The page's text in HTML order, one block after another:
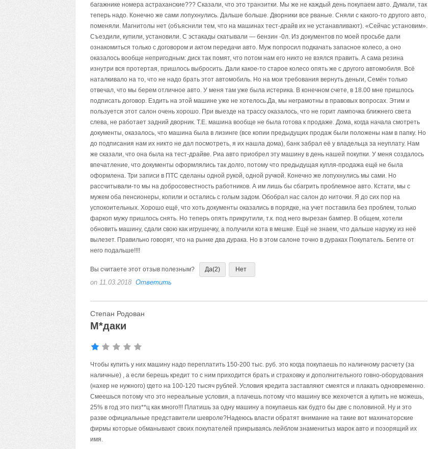
багажнике номера астраханские??? Сказали, что это транзитки. Мы же не каждый день покупаем авто. Думали, так
теперь надо. Конечно же сами лопухнулись. Дальше больше. Дворники все рваные. Сняли с какого-то другого авто,
поменяли. Магнитолы нет (объяснили тем, что на машинах тест-драйв их не устанавливают). «Сейчас установим».
Съездили, купили, установили. С эстакады скатывали — бензин -0л. Из документов по моей просьбе дали
ознакомиться только с договором и актом передачи авто. Муж попросил подкачать запасное колесо, а оно
оказалось вообще непригодным: диск так помят, что потом нам его никто не взялся править. А сама резина
изнутри вся протертая, пришлось выбросить. Дали какое-то старое колесо опять же с другого автомобиля. Всё
наталкивало на то, что не надо брать этот автомобиль. Но на мои требования вернуть деньги, Семён только
отвечал, что мы берем отличное авто. У меня там уже была истерика. В конечном счете, в 18.00 мне пришлось
подписать договор. Ездить на этой машине уже не хотелось.Да, мы неграмотны в правовых вопросах. Этим и
пользуется этот салон очень хорошо. При выезде на трассу оказалось, что не горит лампочка ближнего света
слева, не работает задний дворник. Т.Е. машина вообще не была готова к продаже. Дома, когда начала смотреть
документы, оказалось, что машина была в лизинге (все копии предыдущих продаж были положены нам в папку. Но
до подписания нам их никто не дал посмотреть, я их нашла дома), банк забрал её у владельца за неуплату. Нам
же сказали, что она была на тест-драйве. Риа авто приобрел эту машину в день нашей покупки. У меня создалось
впечатление, что документы оформлялись так долго, потому что предыдущая купля-продажа ещё не была
оформлена. Три записи в ПТС сделаны одной рукой, одной ручкой. Конечно же лопухнулись мы сами. Но
рассчитывали-то мы на добросовестность работников. А им лишь бы сбагрить проблемное авто. Кстати, мы с
мужем оба пенсионеры, копили и остались с голым задом. Обобрал нас салон до ниточки. Я до сих пор на
успокоительных. Хорошо ещё, что хоть документы оказались в порядке, на учет поставила без проблем, только
фаркоп мужу пришлось снять. Но теперь опять прикрутили, т.к. под него вырезан бампер. В общем, хотели
обновить машину, сдали свою как игрушечку, а получили кота в мешке. Ещё не знаем, что дальше наружу из неё
вылезет. Правильно говорят, что на рынке два дурака. Но в этом салоне точно в дураках Покупатель. Бегите от
него подальше!!!!
Вы считаете этот отзыв полезным? Да(2) Нет
on 11.03.2018 Ответить
Степан Родован
М*даки
Чтобы купить у них машину надо переплатить 150-200 тыс. руб. это когда покупаешь по наличному расчету (за
наличные) , а если берешь кредит то с ним приходится брать и страховку и дополнительного говно-оборудования
(нахер не нужного) гдето на 100-120 тысяч рублей. Условия кредита заставляют смеятся и плакать одновременно.
Смеешься потому что это нереальные условия, а плачешь потому что машину все жехочется а купить не можешь,
25% в год это пиз**ц как много!!! Платишь за одну машину а покупаешь как будто бы две с половиной. Ну и это
разве официальные представители шевроле?Надеюсь власти обратят внимание на такие вот махинаторские
фирмы которые обманывают своих покупателей прикрываясь лейблом знаменитыз марок авто и позорящий их
имя.